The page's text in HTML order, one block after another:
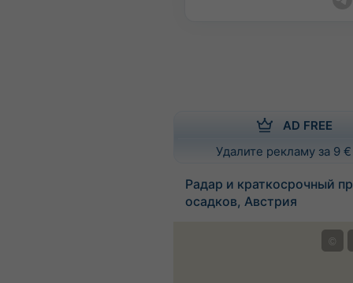
AD FREE
Удалите рекламу за 9 €
Радар и краткосрочный
осадков, Австрия
©